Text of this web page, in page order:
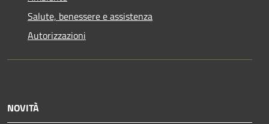
Salute, benessere e assistenza
Autorizzazioni
NOVITÀ